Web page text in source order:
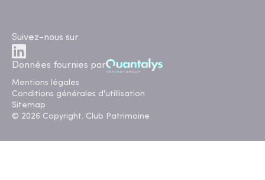
Suivez-nous sur
Données fournies par
Mentions légales
Conditions générales d'utillisation
Sitemap
© 2026 Copyright. Club Patrimoine